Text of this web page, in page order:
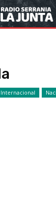
Internacional